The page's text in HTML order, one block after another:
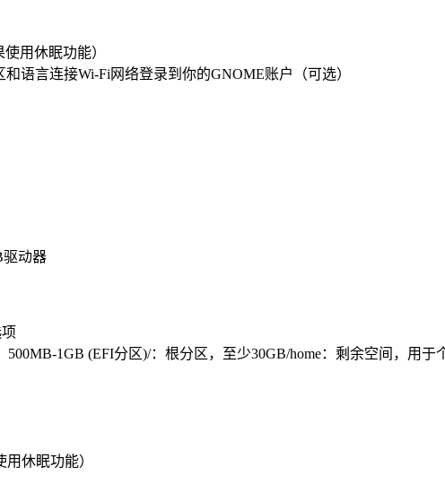
用休眠功能）
语言连接Wi-Fi网络登录到你的GNOME账户（可选）
驱动器
1GB (EFI分区)/：根分区，至少30GB/home：剩余空间，用
休眠功能）